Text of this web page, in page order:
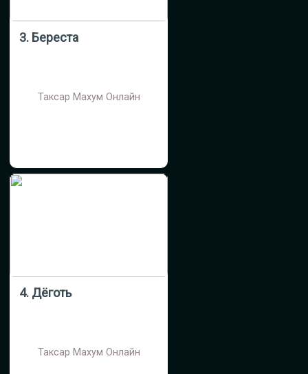
3. Береста
Таксар Махум Онлайн
4. Дёготь
Таксар Махум Онлайн